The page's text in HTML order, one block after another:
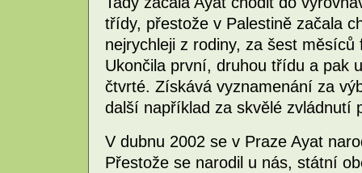
třídy, přestože v Palestině začala
nejrychleji z rodiny, za šest
Ukončila první, druhou třídu a pak
čtvrté. Získává vyznamenání za
další například za skvělé zvládnutí
V dubnu 2002 se v Praze Ayat
Přestože se narodil u nás, státní